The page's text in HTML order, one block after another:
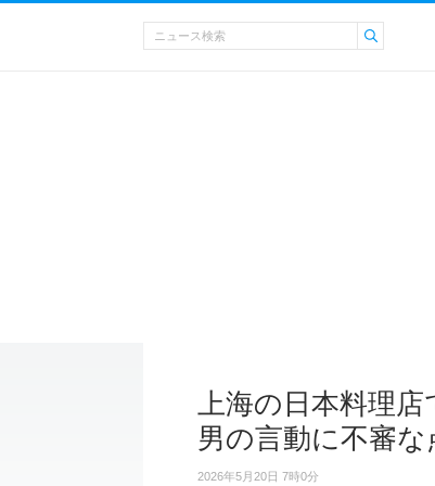
上海の日本料理
男の言動に不審な
2026年5月20日 7時0分